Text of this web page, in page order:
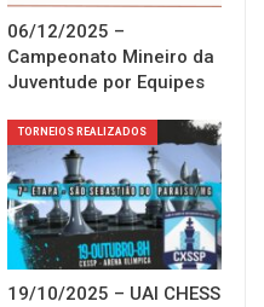
06/12/2025 –
Campeonato Mineiro da
Juventude por Equipes
TORNEIOS REALIZADOS
19/10/2025 – UAI CHESS